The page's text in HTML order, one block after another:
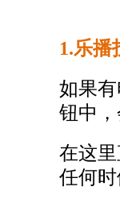
1.乐播
如果
钮中，
在这
任何时